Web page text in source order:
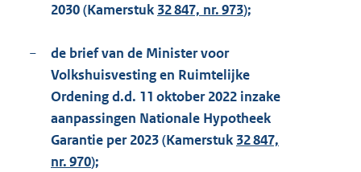
2030 (Kamerstuk 32 847, nr. 973);
−
de brief van de Minister voor
Volkshuisvesting en Ruimtelijke
Ordening d.d. 11 oktober 2022 inzake
aanpassingen Nationale Hypotheek
Garantie per 2023 (Kamerstuk 32 847,
nr. 970);